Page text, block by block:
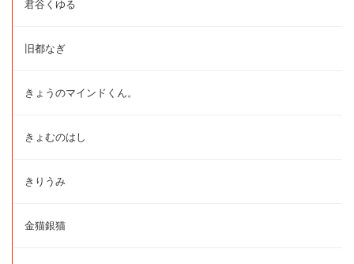
君谷くゆる
旧都なぎ
きょうのマインドくん。
きょむのはし
きりうみ
金猫銀猫